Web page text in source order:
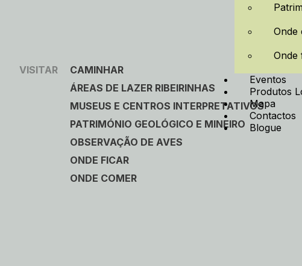
Onde
Onde
Eventos
Produtos
Mapa
Contactos
Blogue
VISITAR
CAMINHAR
ÁREAS DE LAZER RIBEIRINHAS
MUSEUS E CENTROS INTERPRETATIVOS
PATRIMÓNIO GEOLÓGICO E MINEIRO
OBSERVAÇÃO DE AVES
ONDE FICAR
ONDE COMER